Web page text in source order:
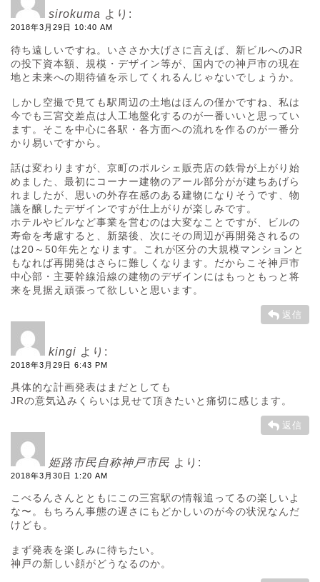
sirokuma より:
2018年3月29日 10:40 AM
待ち遠しいですね。いささか大げさに言えば、新ビルへのJR
の投下資本額、規模・デザイン等が、国内での神戸市の現在
地と未来への期待値を示してくれるんじゃないでしょうか。
しかし空撮で見ても駅周辺の土地はほんの僅かですね、私は
今でも三宮交差点は人工地盤化するのが一番いいと思ってい
ます。そこを中心に各駅・各方面への流れを作るのが一番分
かり易いですから。
話は変わりますが、京町のポルシェ販売店の鉄骨が上がり始
めました、最初にコーナー建物のアール部分がが建ちあげら
れましたが、思いの外存在感のある建物になりそうです、物
議を醸したデザインですが仕上がりが楽しみです。
ホテルやビルなど事業を営むのは大変なことですが、ビルの
寿命を考慮すると、新築後、次にその周辺が再開発されるの
は20～50年先となります。これが区分の大規模マンションと
もなれば再開発はさらに難しくなります。だからこそ神戸市
中心部・主要幹線沿線の建物のデザインにはもっともっと将
来を見据え頑張って欲しいと思います。
返信
kingi より:
2018年3月29日 6:43 PM
具体的な計画発表はまだとしても
JRの意気込みくらいは見せて頂きたいと痛切に感じます。
返信
姫路市民自称神戸市民 より:
2018年3月30日 1:20 AM
こべるんさんとともにこの三宮駅の情報追ってるの楽しいよ
な〜。もちろん事態の遅さにもどかしいのが今の状況なんだ
けども。
まず発表を楽しみに待ちたい。
神戸の新しい顔がどうなるのか。